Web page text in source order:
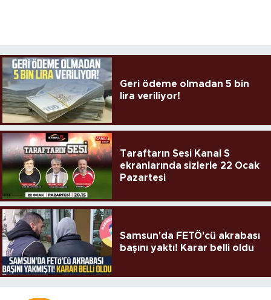
Geri ödeme olmadan 5 bin
lira veriliyor!
Taraftarın Sesi Kanal S
ekranlarında sizlerle 22 Ocak
Pazartesi
Samsun'da FETÖ'cü akrabası
başını yaktı! Karar belli oldu